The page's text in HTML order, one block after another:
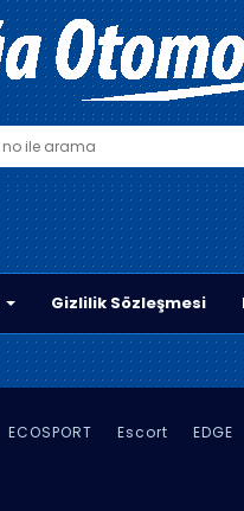
Gizlilik Sözleşmesi
ECOSPORT Escort EDGE